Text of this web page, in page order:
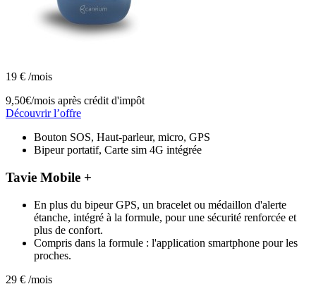
19 € /mois
9,50€/mois après crédit d'impôt
Découvrir l’offre
Bouton SOS, Haut-parleur, micro, GPS
Bipeur portatif, Carte sim 4G intégrée
Tavie Mobile +
En plus du bipeur GPS, un bracelet ou médaillon d'alerte
étanche, intégré à la formule, pour une sécurité renforcée et
plus de confort.
Compris dans la formule : l'application smartphone pour les
proches.
29 € /mois